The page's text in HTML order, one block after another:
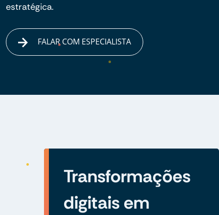
estratégica.
FALAR COM ESPECIALISTA
Transformações
digitais em